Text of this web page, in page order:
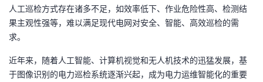
注
验
收
人工巡检方式存在诸多不足，如效率低下、作业危险性高、检测结
果主观性强等，难以满足现代电网对安全、智能、高效巡检的需
求。
近年来，随着人工智能、计算机视觉和无人机技术的迅猛发展，基
于图像识别的电力巡检系统逐渐兴起，成为电力运维智能化的重要